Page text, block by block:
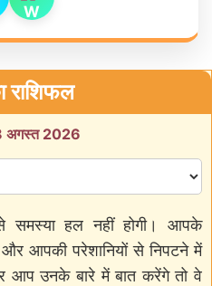
अगस्त 2026
समस्या हल नहीं होगी। आपके
आपकी परेशानियों से निपटने में
उनके बारे में बात करेंगे तो वे